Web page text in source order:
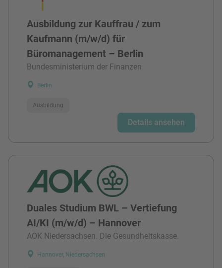
Ausbildung zur Kauffrau / zum
Kaufmann (m/w/d) für
Büromanagement – Berlin
Bundesministerium der Finanzen
Berlin
Ausbildung
Details ansehen
Duales Studium BWL – Vertiefung
AI/KI (m/w/d) – Hannover
AOK Niedersachsen. Die Gesundheitskasse.
Hannover, Niedersachsen